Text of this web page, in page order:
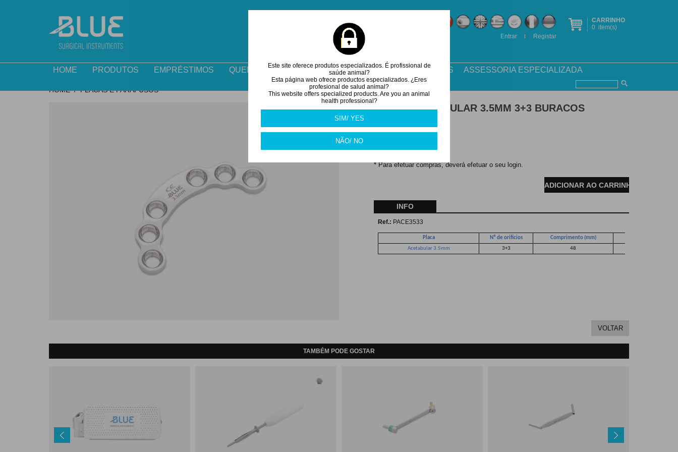
Este site oferece produtos especializados. É profissional de
saúde animal?
Esta página web ofrece productos especializados. ¿Eres
profesional de salud animal?
This website offers specialized products. Are you an animal
health professional?
SIM/ YES
NÃO/ NO
CARRINHO
0 item(s)
Entrar
Registar
HOME PRODUTOS EMPRÉSTIMOS QUEM SOMOS COMO ENCOMENDAR DESCARGAS ASSESSORIA ESPECIALIZADA
HOME / PLACAS E PARAFUSOS
PLACA ACETABULAR 3.5MM 3+3 BURACOS
44.00 €
* Para efetuar compras, deverá efetuar o seu login.
INFO
Ref.: PACE3533
Placa Nº de orificios Comprimento (mm)
Acetabular 3.5mm
3+3 48
TAMBÉM PODE GOSTAR